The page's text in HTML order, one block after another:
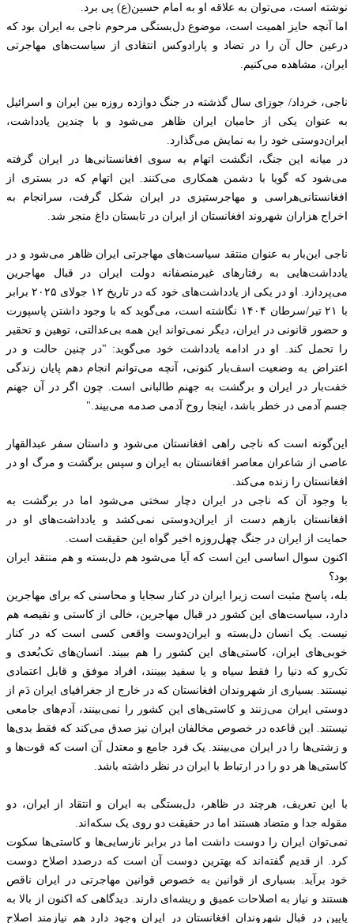
نوشته است، می‌توان به علاقه او به امام حسین(ع) پی برد.
اما آنچه حایز اهمیت است، موضوع دل‌بستگی مرحوم ناجی به ایران بود که
درعین حال آن را در تضاد و پارادوکس انتقادی از سیاست‌های مهاجرتی
ایران، مشاهده می‌کنیم.
ناجی، خرداد/ جوزای سال گذشته در جنگ دوازده روزه بین ایران و اسرائیل
به عنوان یکی از حامیان ایران ظاهر می‌شود و با چندین یادداشت،
ایران‌دوستی خود را به نمایش می‌گذارد.
در میانه این جنگ، انگشت اتهام به سوی افغانستانی‌ها در ایران گرفته
می‌شود که گویا با دشمن همکاری می‌کنند. این اتهام که در بستری از
افغانستانی‌هراسی و مهاجرستیزی در ایران شکل گرفت، سرانجام به
اخراج هزاران شهروند افغانستان از ایران در تابستان داغ منجر شد.
ناجی این‌بار به عنوان منتقد سیاست‌های مهاجرتی ایران ظاهر می‌شود و در
یادداشت‌هایی به رفتارهای غیرمنصفانه دولت ایران در قبال مهاجرین
می‌پردازد. او در یکی از یادداشت‌های خود که در تاریخ ۱۲ جولای ۲۰۲۵ برابر
با ۲۱ تیر/سرطان ۱۴۰۴ نگاشته است، می‌گوید که با وجود داشتن پاسپورت
و حضور قانونی در ایران، دیگر نمی‌تواند این همه بی‌عدالتی، توهین و تحقیر
را تحمل کند. او در ادامه یادداشت خود می‌گوید: "در چنین حالت و در
اعتراض به وضعیت اسف‌بار کنونی، آنچه می‌توانم انجام دهم پایان زندگی
خفت‌بار در ایران و برگشت به جهنم طالبانی است. چون اگر در آن جهنم
جسم آدمی در خطر باشد، اینجا روح آدمی صدمه می‌بیند."
این‌گونه است که ناجی راهی افغانستان می‌شود و داستان سفر عبدالقهار
عاصی از شاعران معاصر افغانستان به ایران و سپس برگشت و مرگ او در
افغانستان را زنده می‌کند.
با وجود آن که ناجی در ایران دچار سختی می‌شود اما در برگشت به
افغانستان بازهم دست از ایران‌دوستی نمی‌کشد و یادداشت‌های او در
حمایت از ایران در جنگ چهل‌روزه اخیر گواه این حقیقت است.
اکنون سوال اساسی این است که آیا می‌شود هم دل‌بسته و هم منتقد ایران
بود؟
بله، پاسخ مثبت است زیرا ایران در کنار سجایا و محاسنی که برای مهاجرین
دارد، سیاست‌های این کشور در قبال مهاجرین، خالی از کاستی و نقیصه هم
نیست. یک انسان دل‌بسته و ایران‌دوست واقعی کسی است که در کنار
خوبی‌های ایران، کاستی‌های این کشور را هم ببیند. انسان‌های تک‌بُعدی و
تک‌رو که دنیا را فقط سیاه و یا سفید ببینند، افراد موفق و قابل اعتمادی
نیستند. بسیاری از شهروندان افغانستان که در خارج از جغرافیای ایران دَم از
دوستی ایران می‌زنند و کاستی‌های این کشور را نمی‌بینند، آدم‌های جامعی
نیستند. این قاعده در خصوص مخالفان ایران نیز صدق می‌کند که فقط بدی‌ها
و زشتی‌ها را در ایران می‌بینند. یک فرد جامع و معتدل آن است که قوت‌ها و
کاستی‌ها هر دو را در ارتباط با ایران در نظر داشته باشد.
با این تعریف، هرچند در ظاهر، دل‌بستگی به ایران و انتقاد از ایران، دو
مقوله جدا و متضاد هستند اما در حقیقت دو روی یک سکه‌اند.
نمی‌توان ایران را دوست داشت اما در برابر نارسایی‌ها و کاستی‌ها سکوت
کرد. از قدیم گفته‌اند که بهترین دوست آن است که درصدد اصلاح دوست
خود برآید. بسیاری از قوانین به خصوص قوانین مهاجرتی در ایران ناقص
هستند و نیاز به اصلاحات عمیق و ریشه‌ای دارند. دیدگاهی که اکنون از بالا به
پایین در قبال شهروندان افغانستان در ایران وجود دارد هم نیازمند اصلاح